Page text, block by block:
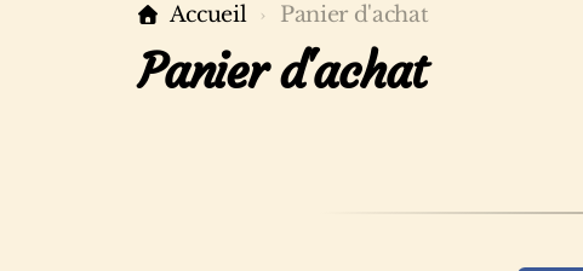
Accueil Panier d'achat
Panier d'achat